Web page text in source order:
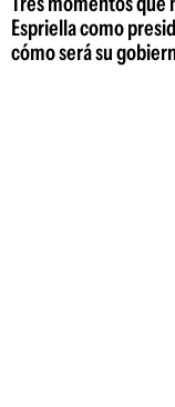
Espriella como
cómo será su